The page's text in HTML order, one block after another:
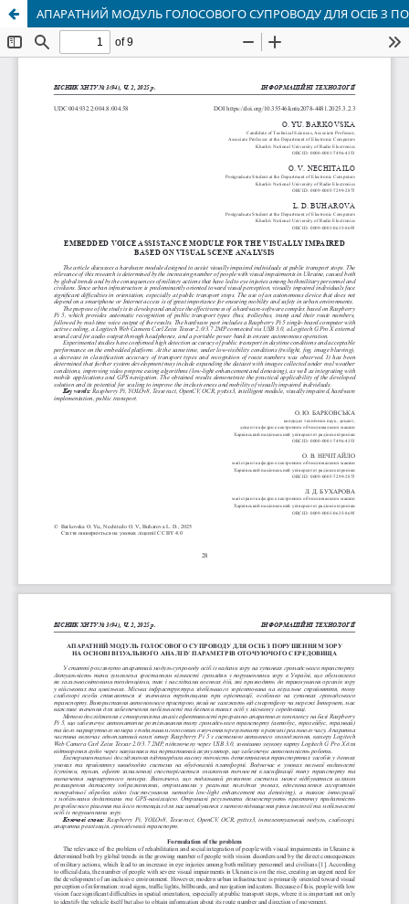
АПАРАТНИЙ МОДУЛЬ ГОЛОСОВОГО СУПРОВОДУ ДЛЯ ОСІБ З